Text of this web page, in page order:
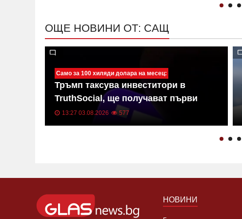
ОЩЕ НОВИНИ ОТ: САЩ
Само за 100 хиляди долара на месец:
Тръмп таксува инвеститори в
TruthSocial, ще получават първи
съобщенията му
13:27 03.08.2026 577
НОВИНИ